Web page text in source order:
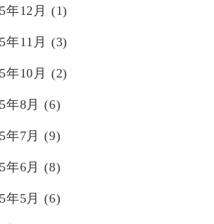
年12月 (1)
年11月 (3)
年10月 (2)
年8月 (6)
年7月 (9)
年6月 (8)
年5月 (6)